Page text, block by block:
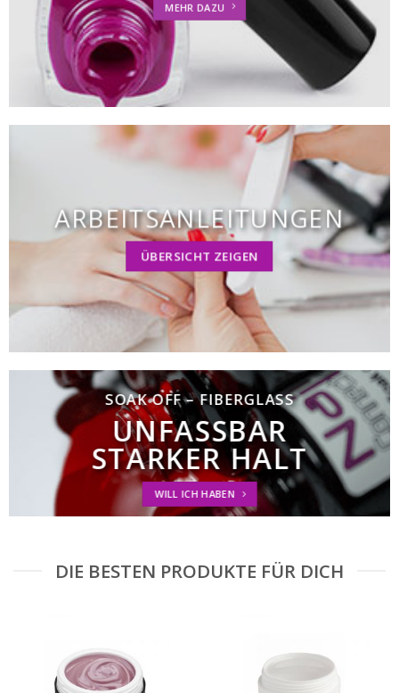
MEHR DAZU
ARBEITS­ANLEITUNGEN
ÜBERSICHT ZEIGEN
SOAK OFF – FIBERGLASS
UNFASSBAR
STARKER HALT
WILL ICH HABEN
DIE BESTEN PRODUKTE FÜR DICH